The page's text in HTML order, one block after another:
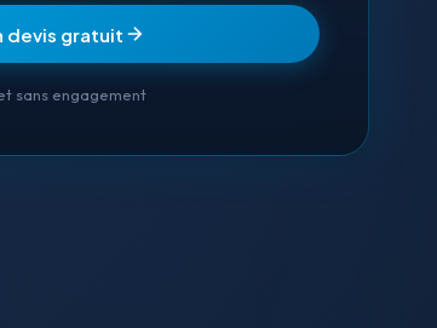
devis gratuit
sans engagement